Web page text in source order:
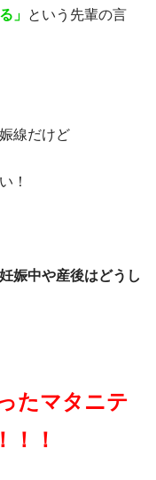
」 という先輩の言
線だけど
！
娠中や産後はどうし
たマタニテ
！！